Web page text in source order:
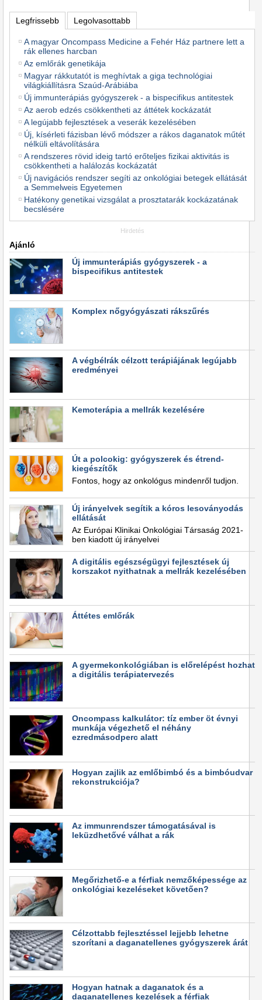
Legfrissebb Legolvasottabb
A magyar Oncompass Medicine a Fehér Ház partnere lett a
rák ellenes harcban
Az emlőrák genetikája
Magyar rákkutatót is meghívtak a giga technológiai
világkiállításra Szaúd-Arábiába
Új immunterápiás gyógyszerek - a bispecifikus antitestek
Az aerob edzés csökkentheti az áttétek kockázatát
A legújabb fejlesztések a veserák kezelésében
Új, kísérleti fázisban lévő módszer a rákos daganatok műtét
nélküli eltávolítására
A rendszeres rövid ideig tartó erőteljes fizikai aktivitás is
csökkentheti a halálozás kockázatát
Új navigációs rendszer segíti az onkológiai betegek ellátását
a Semmelweis Egyetemen
Hatékony genetikai vizsgálat a prosztatarák kockázatának
becslésére
Hirdetés
Ajánló
Új immunterápiás gyógyszerek - a
bispecifikus antitestek
Komplex nőgyógyászati rákszűrés
A végbélrák célzott terápiájának legújabb
eredményei
Kemoterápia a mellrák kezelésére
Út a polcokig: gyógyszerek és étrend-
kiegészítők
Fontos, hogy az onkológus mindenről tudjon.
Új irányelvek segítik a kóros lesoványodás
ellátását
Az Európai Klinikai Onkológiai Társaság 2021-
ben kiadott új irányelvei
A digitális egészségügyi fejlesztések új
korszakot nyithatnak a mellrák kezelésében
Áttétes emlőrák
A gyermekonkológiában is előrelépést hozhat
a digitális terápiatervezés
Oncompass kalkulátor: tíz ember öt évnyi
munkája végezhető el néhány
ezredmásodperc alatt
Hogyan zajlik az emlőbimbó és a bimbóudvar
rekonstrukciója?
Az immunrendszer támogatásával is
leküzdhetővé válhat a rák
Megőrizhető-e a férfiak nemzőképessége az
onkológiai kezeléseket követően?
Célzottabb fejlesztéssel lejjebb lehetne
szorítani a daganatellenes gyógyszerek árát
Hogyan hatnak a daganatok és a
daganatellenes kezelések a férfiak